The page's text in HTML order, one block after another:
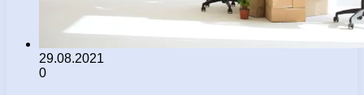
29.08.2021
0